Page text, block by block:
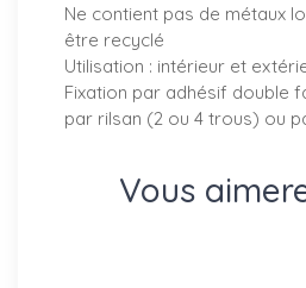
Ne contient pas de métaux
être recyclé
Utilisation : intérieur et
Fixation par adhésif double
par rilsan (2 ou 4 trous) ou
Vous